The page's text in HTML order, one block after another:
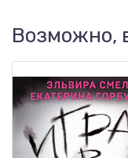
Возможно,